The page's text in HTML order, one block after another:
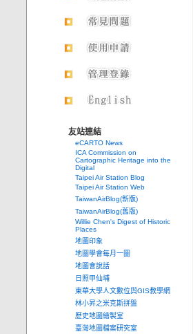
友站連結
eCARTO News
ICA Commission on
Cartographic Heritage into the
Digital
Taipei Air Station Blog
Taipei Air Station Web
TaiwanAirBlog(新版)
TaiwanAirBlog(舊版)
Willie Chen's Digest of Historic
Places
地圖印象
地圖學會每月一圖
地圖會說話
日照甲仙埔
東華大學人文數位與GIS教學網
林小昇之米克斯拼盤
歷史地圖繪製室
臺灣地圖檔案研究室